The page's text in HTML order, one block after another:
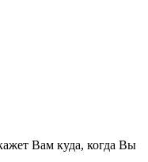
Вам куда, когда Вы